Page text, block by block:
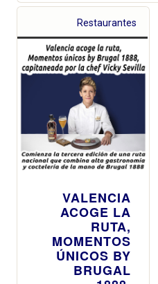
Restaurantes
VALENCIA
ACOGE LA
RUTA,
MOMENTOS
ÚNICOS BY
BRUGAL